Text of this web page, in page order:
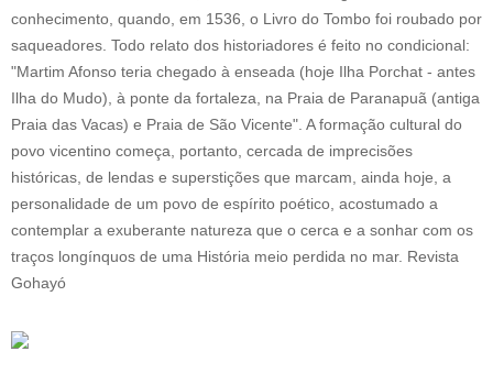
conhecimento, quando, em 1536, o Livro do Tombo foi roubado por
saqueadores. Todo relato dos historiadores é feito no condicional:
"Martim Afonso teria chegado à enseada (hoje Ilha Porchat - antes
Ilha do Mudo), à ponte da fortaleza, na Praia de Paranapuã (antiga
Praia das Vacas) e Praia de São Vicente". A formação cultural do
povo vicentino começa, portanto, cercada de imprecisões
históricas, de lendas e superstições que marcam, ainda hoje, a
personalidade de um povo de espírito poético, acostumado a
contemplar a exuberante natureza que o cerca e a sonhar com os
traços longínquos de uma História meio perdida no mar. Revista
Gohayó